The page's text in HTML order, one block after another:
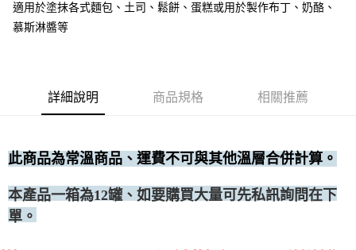
• 付款後全家取貨
每筆NT$60，滿NT$699(含以上)免運費
(請點開選項勾選)
適用於塗抹各式麵包、土司、鬆餅、蛋糕或用於製作布丁、奶酪、
慕斯淋醬等
詳細說明 商品規格 相關推薦
此商品為常溫商品、運費不可與其他溫層合併計算。
本產品一箱為12罐、如要購買大量可先私訊詢問在下
單。